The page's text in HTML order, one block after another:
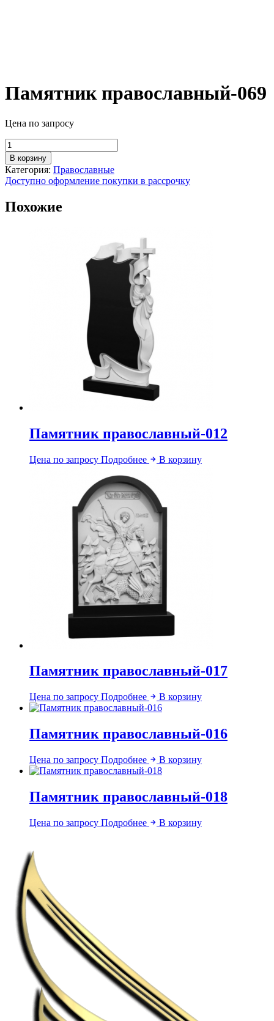
Памятник православный-069
Цена по запросу
Количество
товара
Памятник
православный-069
В корзину
Категория: Православные
Доступно оформление покупки в рассрочку
Похожие
Памятник православный-012
Цена по запросу Подробнее В корзину
Памятник православный-017
Цена по запросу Подробнее В корзину
Памятник православный-016
Цена по запросу Подробнее В корзину
Памятник православный-018
Цена по запросу Подробнее В корзину